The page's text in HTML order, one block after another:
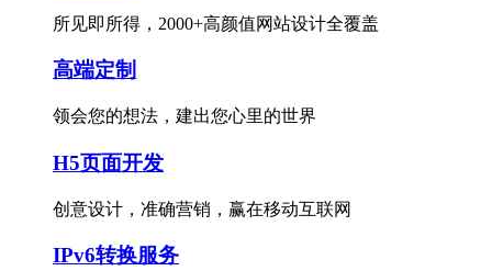
所见即所得，2000+高颜值网站设计全覆盖
高端定制
领会您的想法，建出您心里的世界
H5页面开发
创意设计，准确营销，赢在移动互联网
IPv6转换服务